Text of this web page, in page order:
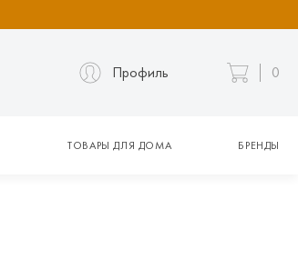
Профиль 0
ТОВАРЫ ДЛЯ ДОМА БРЕНДЫ